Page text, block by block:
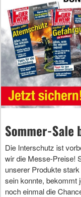
Sommer-Sale
Die Interschutz ist
wir die Messe-Preise!
unserer Produkte
sein konnte, bekommt
noch einmal die